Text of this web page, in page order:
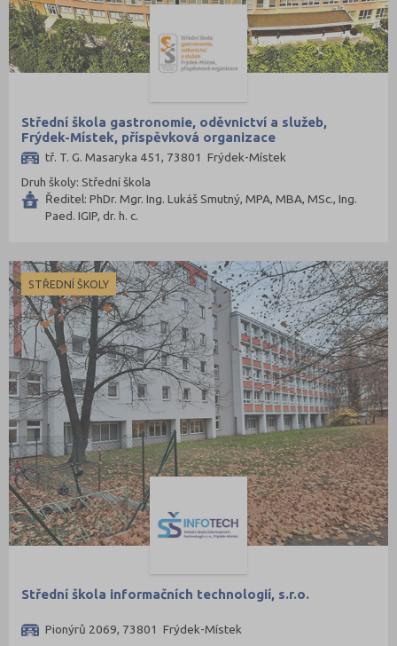
Střední škola gastronomie, oděvnictví a služeb,
Frýdek-Místek, příspěvková organizace
tř. T. G. Masaryka 451, 73801 Frýdek-Místek
Druh školy: Střední škola
Ředitel: PhDr. Mgr. Ing. Lukáš Smutný, MPA, MBA, MSc., Ing.
Paed. IGIP, dr. h. c.
STŘEDNÍ ŠKOLY
Střední škola informačních technologií, s.r.o.
Pionýrů 2069, 73801 Frýdek-Místek